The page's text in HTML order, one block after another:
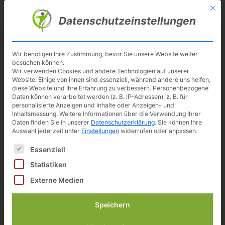
Skip
Besuche meinen Youtube-Kanal ▶︎
Klappbarer Heimtrainer
Sportplus Ergo X-Bike im Test
Mit
Datenschutzeinstellungen
Wir benötigen Ihre Zustimmung, bevor Sie unsere Website weiter
besuchen können.
Wir verwenden Cookies und andere Technologien auf unserer
Website. Einige von ihnen sind essenziell, während andere uns helfen,
diese Website und Ihre Erfahrung zu verbessern. Personenbezogene
Daten können verarbeitet werden (z. B. IP-Adressen), z. B. für
personalisierte Anzeigen und Inhalte oder Anzeigen- und
Inhaltsmessung. Weitere Informationen über die Verwendung Ihrer
Daten finden Sie in unserer Datenschutzerklärung. Sie können Ihre
Auswahl jederzeit unter Einstellungen widerrufen oder anpassen.
Es folgt eine Liste der Service-Gruppen, für die eine
Essenziell
Statistiken
Externe Medien
Speichern